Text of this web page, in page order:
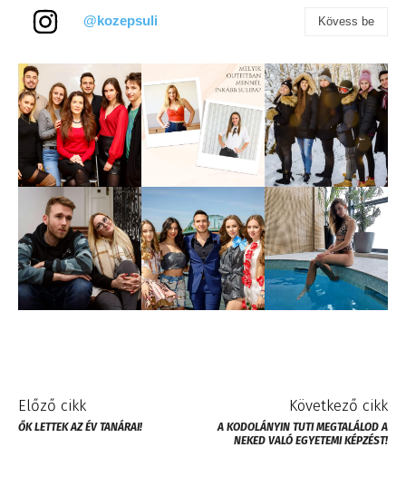
@kozepsuli Kövess be
Előző cikk
ŐK LETTEK AZ ÉV TANÁRAI!
Következő cikk
A KODOLÁNYIN TUTI MEGTALÁLOD A
NEKED VALÓ EGYETEMI KÉPZÉST!